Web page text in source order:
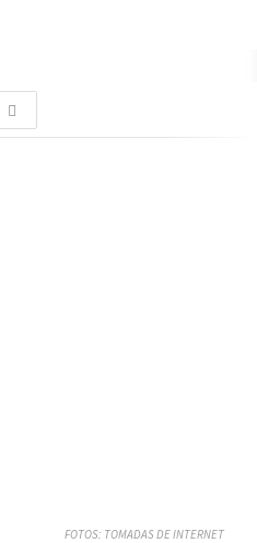
FOTOS: TOMADAS DE INTERNET